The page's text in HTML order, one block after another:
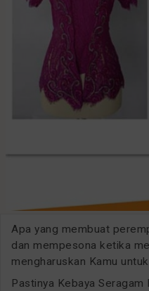
Apa yang membuat
dan mempesona ketika
mengharuskan Kamu
Pastinya Kebaya